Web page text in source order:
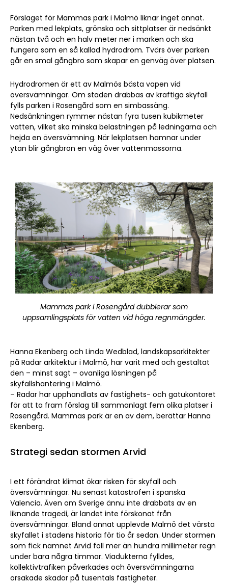
Förslaget för Mammas park i Malmö liknar inget annat.
Parken med lekplats, grönska och sittplatser är nedsänkt
nästan två och en halv meter ner i marken och ska
fungera som en så kallad hydrodrom. Tvärs över parken
går en smal gångbro som skapar en genväg över platsen.
Hydrodromen är ett av Malmös bästa vapen vid
översvämningar. Om staden drabbas av kraftiga skyfall
fylls parken i Rosengård som en simbassäng.
Nedsänkningen rymmer nästan fyra tusen kubikmeter
vatten, vilket ska minska belastningen på ledningarna och
hejda en översvämning. När lekplatsen hamnar under
ytan blir gångbron en väg över vattenmassorna.
Mammas park i Rosengård dubblerar som
uppsamlingsplats för vatten vid höga regnmängder.
Hanna Ekenberg och Linda Wedblad, landskapsarkitekter
på Radar arkitektur i Malmö, har varit med och gestaltat
den – minst sagt – ovanliga lösningen på
skyfallshantering i Malmö.
– Radar har upphandlats av fastighets- och gatukontoret
för att ta fram förslag till sammanlagt fem olika platser i
Rosengård. Mammas park är en av dem, berättar Hanna
Ekenberg.
Strategi sedan stormen Arvid
I ett förändrat klimat ökar risken för skyfall och
översvämningar. Nu senast katastrofen i spanska
Valencia. Även om Sverige ännu inte drabbats av en
liknande tragedi, är landet inte förskonat från
översvämningar. Bland annat upplevde Malmö det värsta
skyfallet i stadens historia för tio år sedan. Under stormen
som fick namnet Arvid föll mer än hundra millimeter regn
under bara några timmar. Viadukterna fylldes,
kollektivtrafiken påverkades och översvämningarna
orsakade skador på tusentals fastigheter.